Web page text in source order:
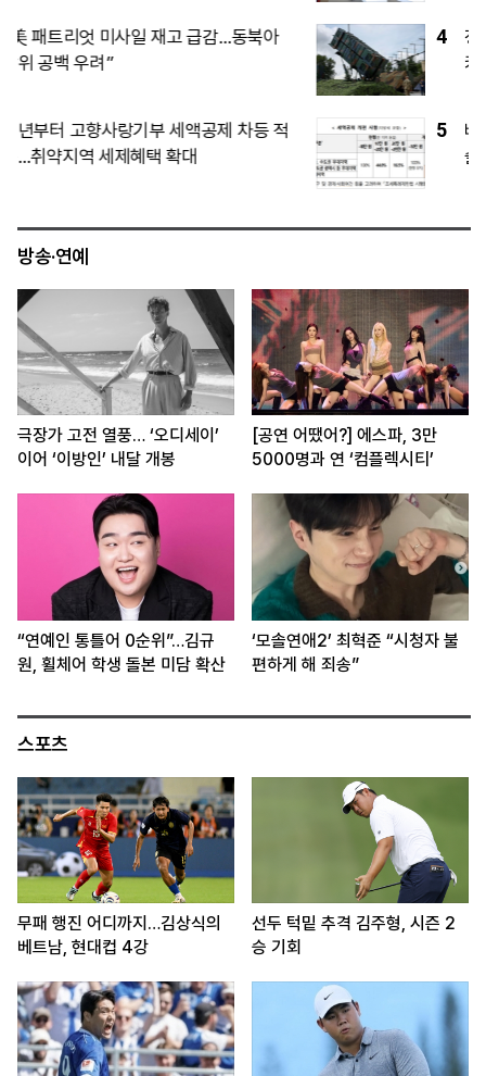
4
정부, 주택 공급대책으로 서울 준공업지역
카드 검토…영등포·구로·금천 집중
5
바이든 암 뼈 전이…헌터 “지켜보기 정말
슬퍼”...부친 사면엔 “모두에 안 좋아”
방송·연예
극장가 고전 열풍… ‘오디세이’
이어 ‘이방인’ 내달 개봉
[공연 어땠어?] 에스파, 3만
5000명과 연 ‘컴플렉시티’
“연예인 통틀어 0순위”…김규
원, 휠체어 학생 돌본 미담 확산
‘모솔연애2’ 최혁준 “시청자 불
편하게 해 죄송”
스포츠
무패 행진 어디까지…김상식의
베트남, 현대컵 4강
선두 턱밑 추격 김주형, 시즌 2
승 기회